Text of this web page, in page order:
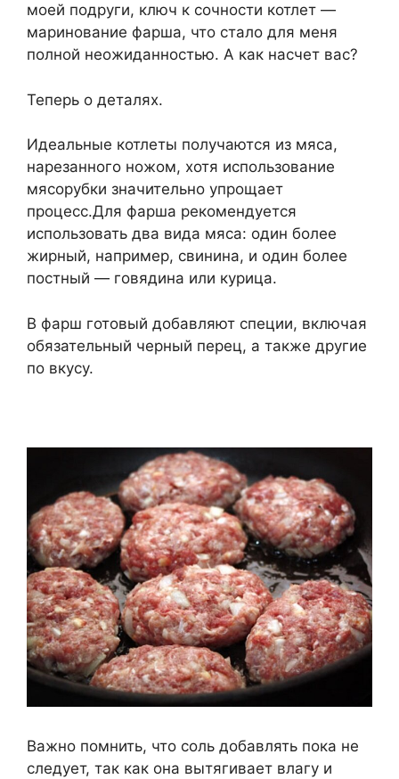
моей подруги, ключ к сочности котлет —
маринование фарша, что стало для меня
полной неожиданностью. А как насчет вас?
Теперь о деталях.
Идеальные котлеты получаются из мяса,
нарезанного ножом, хотя использование
мясорубки значительно упрощает
процесс.Для фарша рекомендуется
использовать два вида мяса: один более
жирный, например, свинина, и один более
постный — говядина или курица.
В фарш готовый добавляют специи, включая
обязательный черный перец, а также другие
по вкусу.
Важно помнить, что соль добавлять пока не
следует, так как она вытягивает влагу и